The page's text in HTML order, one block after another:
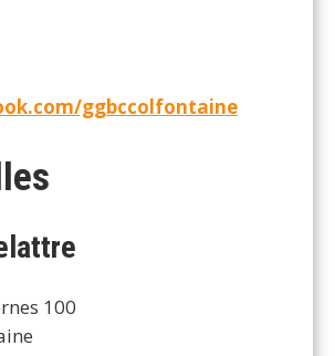
ggbccolfontaine
100